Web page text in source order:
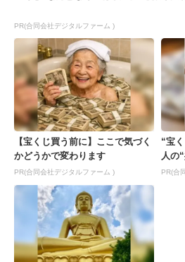
PR(合同会社デジタルファーム )
【宝くじ買う前に】ここで気づく
かどうかで変わります
PR(合同会社デジタルファーム )
“宝
人の
PR(合